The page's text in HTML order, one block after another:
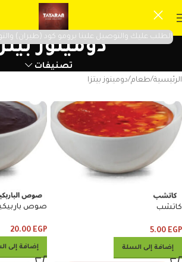
الطلب عليك والتوصيل علينا برومو كود (طيران)
دومينوز
تصنيفات
الرئيسية طعام دومينوز بيتزا
كاتشب
5.00 EGP
إضافة إلى السلة
صوص
20.00 EGP
إضافة إلى